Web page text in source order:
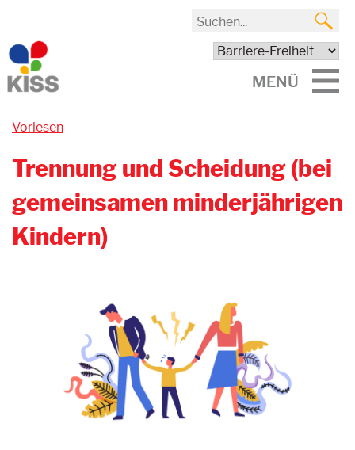
MENÜ
Vorlesen
Trennung und Scheidung (bei
gemeinsamen minderjährigen
Kindern)